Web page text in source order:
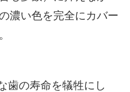
濃い色を完全にカバー
歯の寿命を犠牲にし